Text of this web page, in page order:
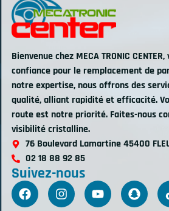
Bienvenue chez MECA TRONIC
confiance pour le remplacement de
notre expertise, nous offrons des
qualité, alliant rapidité et efficacité.
route est notre priorité. Faites-nous
visibilité cristalline.
76 Boulevard Lamartine 45400
02 18 88 92 85
Suivez-nous